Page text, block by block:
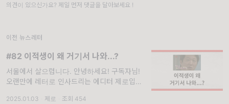
의견이 있으신가요? 제일 먼저 댓글을 달아보세요 !
이전 뉴스레터
#82 이적생이 왜 거기서 나와...?
서울에서 살으렵니다. 안녕하세요! 구독자님!
오랜만에 레터로 인사드리는 에디터 제로입니
정이 있어 떠났다가 이렇게 다시 돌아와 인사
2025.01.03 제로 조회 454